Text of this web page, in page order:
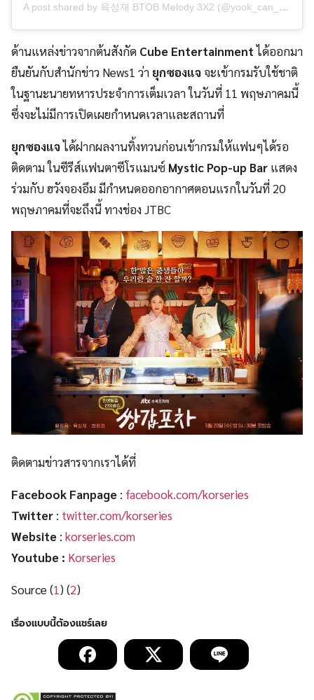
A post shared by 육성재 BTOB Melody 3X2 (@yook_can_do_it)
ด้านแหล่งข่าวจากต้นสังกัด Cube Entertainmentได้ออกมา
ยืนยันกับสำนักข่าว News1 ว่า ยุกซองแจ จะเข้ากรมรับใช้ชาติ
ในฐานะนายทหารประจำการเต็มเวลา ในวันที่ 11 พฤษภาคมนี้
ซึ่งจะไม่มีการเปิดเผยกำหนดเวลาและสถานที่
ยุกซองแจได้ฝากผลงานทิ้งทวนก่อนเข้ากรมให้แฟนๆได้รอ
ติดตาม ในซีรีส์แฟนตาซีโรแมนซ์ Mystic Pop-up Bar แสดง
ร่วมกับ ฮวังจองอึม มีกำหนดออกอากาศตอนแรกในวันที่ 20
พฤษภาคมที่จะถึงนี้ ทางช่อง JTBC
ติดตามข่าวสารจากเราได้ที่
Facebook Fanpage : facebook.com/korseries
Twitter : twitter.com/korseries
Website : korseries.com
Youtube : Korseries
Source (1) (2)